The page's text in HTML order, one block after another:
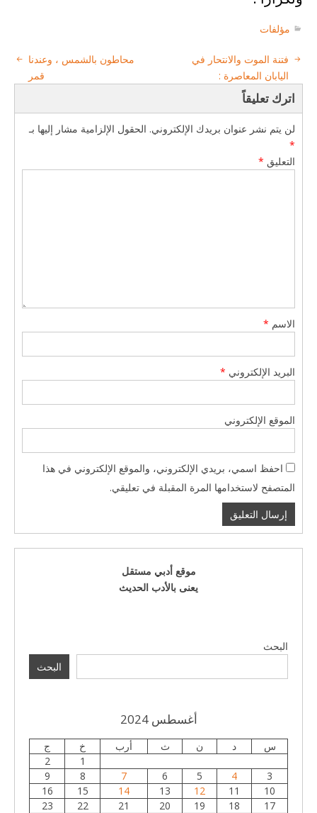
مؤلفات
محاطون بالشمس ، وعندنا
قمر
فتنة الموت والانتحار في
اليابان المعاصرة :
اترك تعليقاً
لن يتم نشر عنوان بريدك الإلكتروني. الحقول الإلزامية مشار إليها بـ
*
التعليق *
الاسم *
البريد الإلكتروني *
الموقع الإلكتروني
احفظ اسمي، بريدي الإلكتروني، والموقع الإلكتروني في هذا
المتصفح لاستخدامها المرة المقبلة في تعليقي.
موقع أدبي مستقل
يعنى بالأدب الحديث
البحث
البحث
أغسطس 2024
س د ن ث أرب خ
ج
1
2
3
4
5
6
7
8
9
10
11
12
13
14
15
16
17
18
19
20
21
22
23